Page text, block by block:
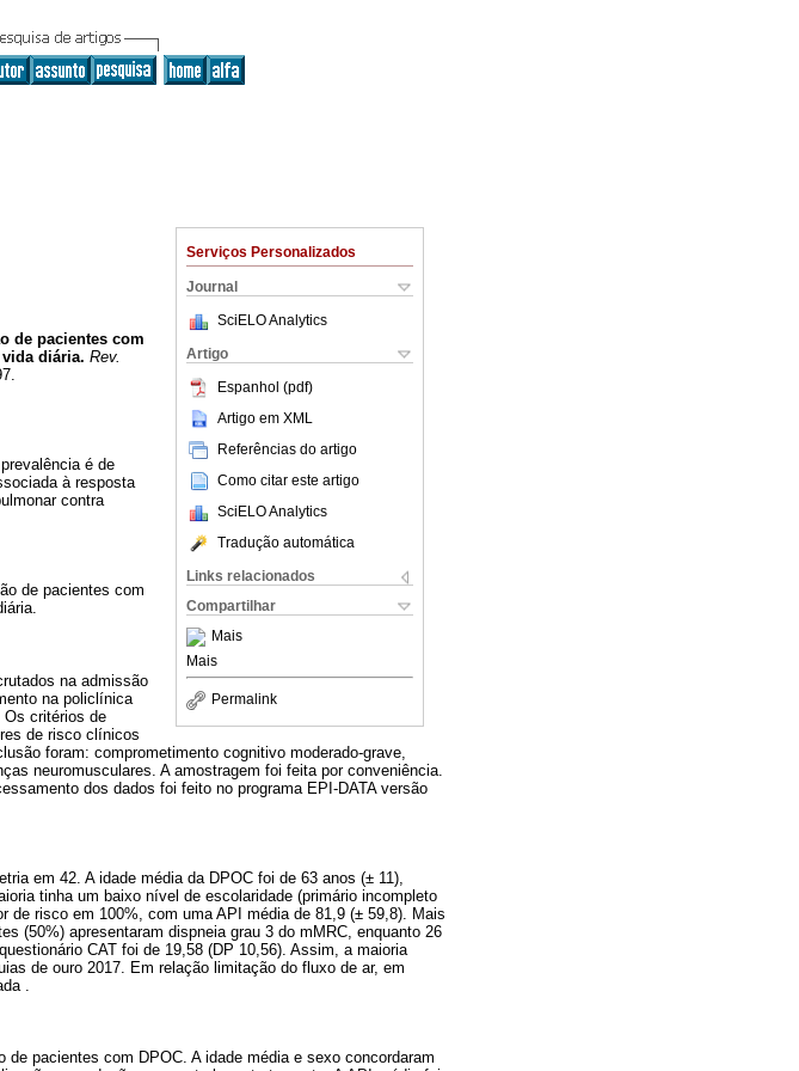
Serviços Personalizados
Journal
SciELO Analytics
Artigo
Espanhol (pdf)
Artigo em XML
Referências do artigo
Como citar este artigo
SciELO Analytics
Tradução automática
Links relacionados
Compartilhar
Mais
Mais
Permalink
de pacientes com
diária. Rev.
é de
à resposta
contra
de pacientes com
na admissão
na policlínica
Os critérios de
de risco clínicos
foram: comprometimento cognitivo moderado-grave,
neuromusculares. A amostragem foi feita por conveniência.
dos dados foi feito no programa EPI-DATA versão
em 42. A idade média da DPOC foi de 63 anos (± 11),
tinha um baixo nível de escolaridade (primário incompleto
risco em 100%, com uma API média de 81,9 (± 59,8). Mais
(50%) apresentaram dispneia grau 3 do mMRC, enquanto 26
CAT foi de 19,58 (DP 10,56). Assim, a maioria
de ouro 2017. Em relação limitação do fluxo de ar, em
.
pacientes com DPOC. A idade média e sexo concordaram